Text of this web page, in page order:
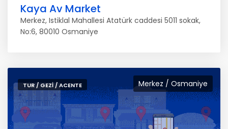
Kaya Av Market
Merkez, Istiklal Mahallesi Atatürk caddesi 5011 sokak,
No:6, 80010 Osmaniye
Merkez / Osmaniye
TUR / GEZI / ACENTE